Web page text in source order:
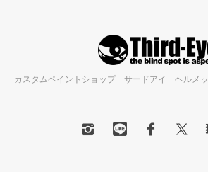
カスタムペイントショップ サードアイ ヘルメ